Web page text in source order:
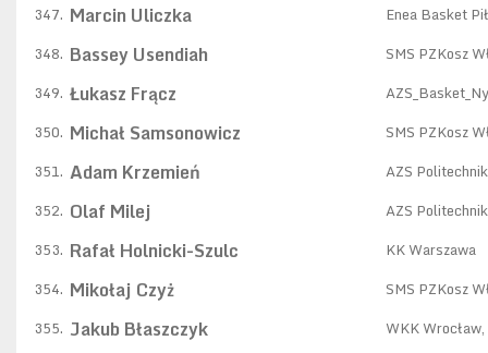
347. Marcin Uliczka
Enea Basket
348. Bassey Usendiah
SMS PZKosz
349. Łukasz Frącz
350. Michał Samsonowicz
SMS PZKosz
351. Adam Krzemień
AZS
352. Olaf Milej
AZS
353. Rafał Holnicki-Szulc
KK Warszawa
354. Mikołaj Czyż
SMS PZKosz
355. Jakub Błaszczyk WKK Wrocław,